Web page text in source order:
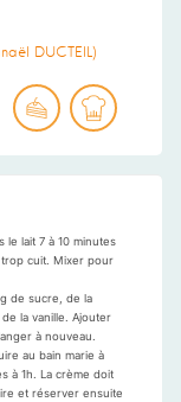
DUCTEIL)
lait 7 à 10 minutes
cuit. Mixer pour
de sucre, de la
la vanille. Ajouter
à nouveau.
au bain marie à
à 1h. La crème doit
et réserver ensuite